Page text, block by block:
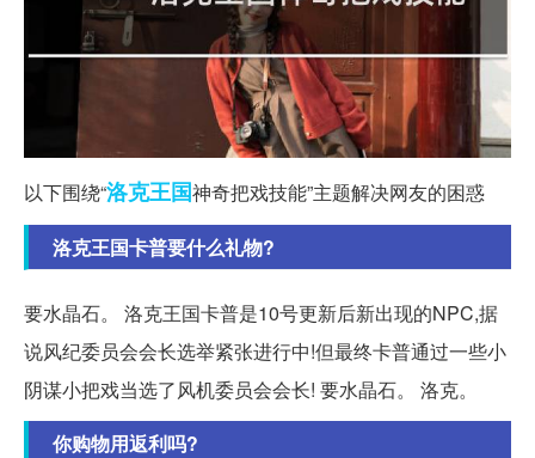
以下围绕“洛克王国神奇把戏技能”主题解决网友的困惑
洛克王国卡普要什么礼物?
要水晶石。 洛克王国卡普是10号更新后新出现的NPC,据
说风纪委员会会长选举紧张进行中!但最终卡普通过一些小
阴谋小把戏当选了风机委员会会长! 要水晶石。 洛克。
你购物用返利吗?